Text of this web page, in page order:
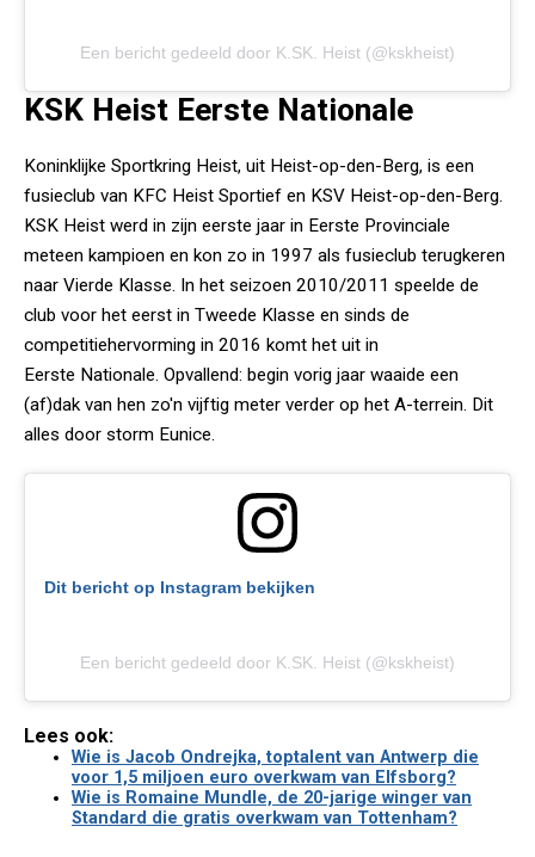
Een bericht gedeeld door K.SK. Heist (@kskheist)
KSK Heist Eerste Nationale
Koninklijke Sportkring Heist, uit Heist-op-den-Berg, is een
fusieclub van KFC Heist Sportief en KSV Heist-op-den-Berg.
KSK Heist werd in zijn eerste jaar in Eerste Provinciale
meteen kampioen en kon zo in 1997 als fusieclub terugkeren
naar Vierde Klasse. In het seizoen 2010/2011 speelde de
club voor het eerst in Tweede Klasse en sinds de
competitiehervorming in 2016 komt het uit in
Eerste Nationale. Opvallend: begin vorig jaar waaide een
(af)dak van hen zo'n vijftig meter verder op het A-terrein. Dit
alles door storm Eunice.
Dit bericht op Instagram bekijken
Een bericht gedeeld door K.SK. Heist (@kskheist)
Lees ook:
Wie is Jacob Ondrejka, toptalent van Antwerp die
voor 1,5 miljoen euro overkwam van Elfsborg?
Wie is Romaine Mundle, de 20-jarige winger van
Standard die gratis overkwam van Tottenham?